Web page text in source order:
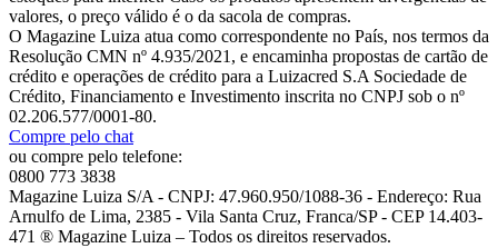
valores, o preço válido é o da sacola de compras.
O Magazine Luiza atua como correspondente no País, nos termos da
Resolução CMN nº 4.935/2021, e encaminha propostas de cartão de
crédito e operações de crédito para a Luizacred S.A Sociedade de
Crédito, Financiamento e Investimento inscrita no CNPJ sob o nº
02.206.577/0001-80.
Compre pelo chat
ou compre pelo telefone:
0800 773 3838
Magazine Luiza S/A - CNPJ: 47.960.950/1088-36 - Endereço: Rua
Arnulfo de Lima, 2385 - Vila Santa Cruz, Franca/SP - CEP 14.403-
471 ® Magazine Luiza – Todos os direitos reservados.